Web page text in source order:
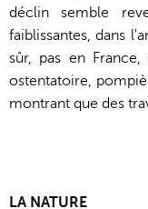
déclin semble
faiblissantes, dans
sûr, pas en
ostentatoire,
montrant que des
LA NATURE